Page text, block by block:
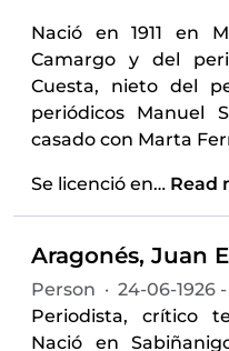
Nació en 1911 en
Camargo y del
Cuesta, nieto del
periódicos Manuel
casado con Marta
Se licenció en… Read
Person · 24-06-1926
Periodista, crítico
Nació en